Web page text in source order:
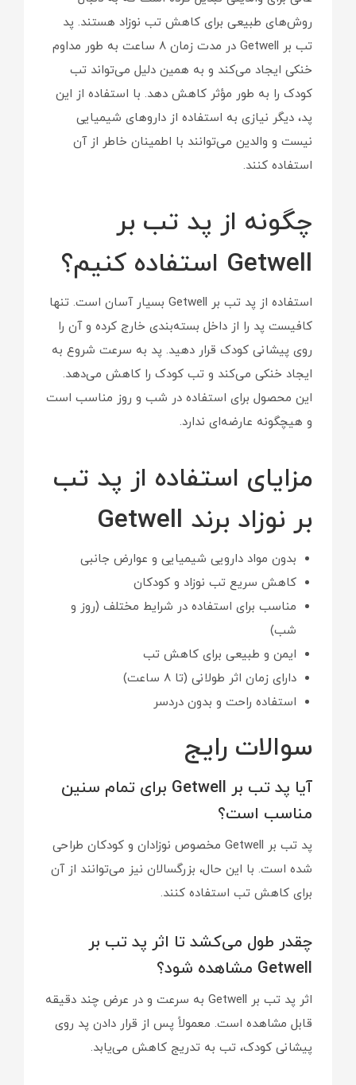
روش‌های طبیعی برای کاهش تب نوزاد هستند. پد
تب بر Getwell در مدت زمان 8 ساعت به طور مداوم
خنکی ایجاد می‌کند و به همین دلیل می‌تواند تب
کودک را به طور مؤثر کاهش دهد. با استفاده از این
پد، دیگر نیازی به استفاده از داروهای شیمیایی
نیست و والدین می‌توانند با اطمینان خاطر از آن
استفاده کنند.
چگونه از پد تب بر
Getwell استفاده کنیم؟
استفاده از پد تب بر Getwell بسیار آسان است. تنها
کافیست پد را از داخل بسته‌بندی خارج کرده و آن را
روی پیشانی کودک قرار دهید. پد به سرعت شروع به
ایجاد خنکی می‌کند و تب کودک را کاهش می‌دهد.
این محصول برای استفاده در شب و روز مناسب است
و هیچگونه عارضه‌ای ندارد.
مزایای استفاده از پد تب
بر نوزاد برند Getwell
بدون مواد دارویی شیمیایی و عوارض جانبی
کاهش سریع تب نوزاد و کودکان
مناسب برای استفاده در شرایط مختلف (روز و
شب)
ایمن و طبیعی برای کاهش تب
دارای زمان اثر طولانی (تا 8 ساعت)
استفاده راحت و بدون دردسر
سوالات رایج
آیا پد تب بر Getwell برای تمام سنین
مناسب است؟
پد تب بر Getwell مخصوص نوزادان و کودکان طراحی
شده است. با این حال، بزرگسالان نیز می‌توانند از آن
برای کاهش تب استفاده کنند.
چقدر طول می‌کشد تا اثر پد تب بر
Getwell مشاهده شود؟
اثر پد تب بر Getwell به سرعت و در عرض چند دقیقه
قابل مشاهده است. معمولاً پس از قرار دادن پد روی
پیشانی کودک، تب به تدریج کاهش می‌یابد.